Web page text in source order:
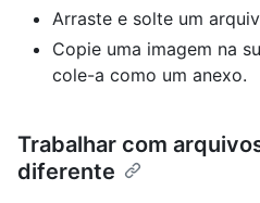
Arraste e solte um
Copie uma imagem na
cole-a como um anexo.
Trabalhar com
diferente